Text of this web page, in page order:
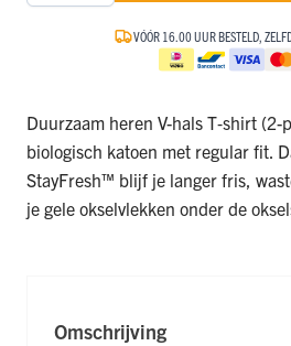
VÓÓR 16.00 UUR BESTELD,
Duurzaam heren V-hals T‑shirt (2-
biologisch katoen met regular fit.
StayFresh™ blijf je langer fris,
je gele okselvlekken onder de
Omschrijving